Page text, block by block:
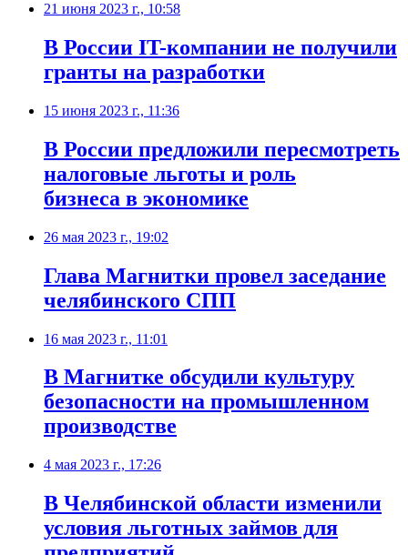
21 июня 2023 г., 10:58
В России IT-компании не получили
гранты на разработки
15 июня 2023 г., 11:36
В России предложили пересмотреть
налоговые льготы и роль
бизнеса в экономике
26 мая 2023 г., 19:02
Глава Магнитки провел заседание
челябинского СПП
16 мая 2023 г., 11:01
В Магнитке обсудили культуру
безопасности на промышленном
производстве
4 мая 2023 г., 17:26
В Челябинской области изменили
условия льготных займов для